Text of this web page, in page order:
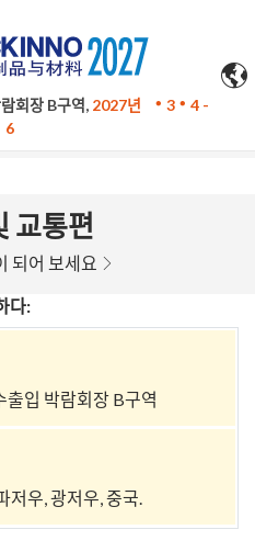
일 뿐이며 정확하지 않을 수 있
문을 참조하십시오.
회장 B구역, 2027년 3
4 -
6
교통편
되어 보세요
다:
출입 박람회장 B구역
저우, 광저우, 중국.